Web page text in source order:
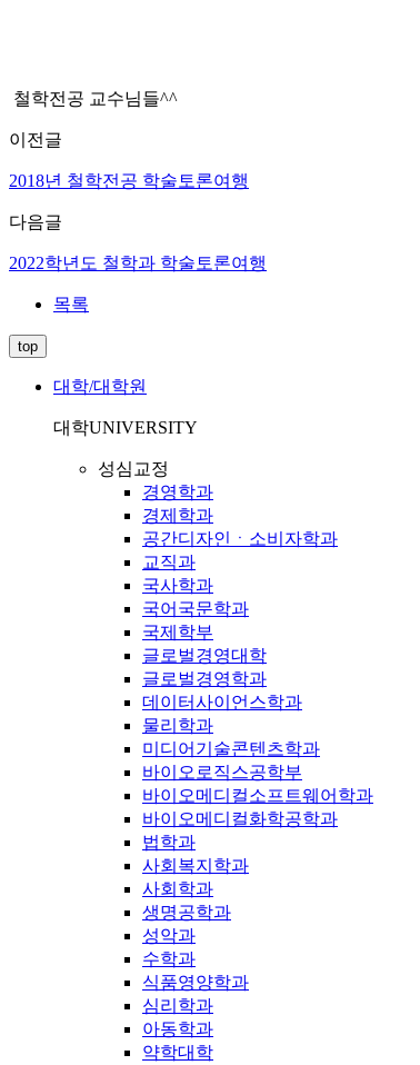
철학전공 교수님들^^
이전글
2018년 철학전공 학술토론여행
다음글
2022학년도 철학과 학술토론여행
목록
top
대학/대학원
대학UNIVERSITY
성심교정
경영학과
경제학과
공간디자인ㆍ소비자학과
교직과
국사학과
국어국문학과
국제학부
글로벌경영대학
글로벌경영학과
데이터사이언스학과
물리학과
미디어기술콘텐츠학과
바이오로직스공학부
바이오메디컬소프트웨어학과
바이오메디컬화학공학과
법학과
사회복지학과
사회학과
생명공학과
성악과
수학과
식품영양학과
심리학과
아동학과
약학대학